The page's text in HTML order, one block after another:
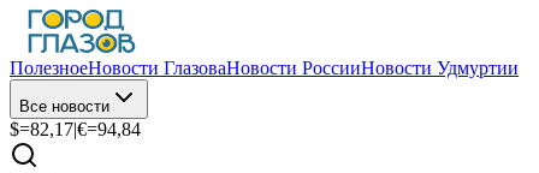
ПолезноеНовости ГлазоваНовости РоссииНовости Удмуртии
Все новости
$=82,17|€=94,84